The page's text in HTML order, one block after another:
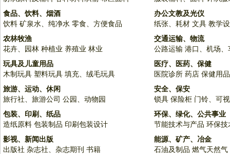
食品、饮料、烟酒
饮料 矿泉水、纯净水 零食、方便食品
办公文教及光仪
纸张、耗材 文具 教学
农林牧渔
花卉、园林 种植业 养殖业 林业
交通运输、物流
公路运输 港口、机场、
玩具及儿童用品
木制玩具 塑料玩具 填充、绒毛玩具
医疗、医药、保健
医院诊所 药店 保健用品
旅游、运动、休闲
旅行社、旅游公司 公园、动物园
安全、保安
锁具 保险柜 门铃、可
包装、印刷、纸品
造纸原料 包装制品 印刷包装设计
环保、绿化、公共事业
节能技术与产品 环保技
影视、新闻出版
出版社 杂志社、杂志期刊 书籍
能源、矿产、冶金
石油及制品 燃气天然气